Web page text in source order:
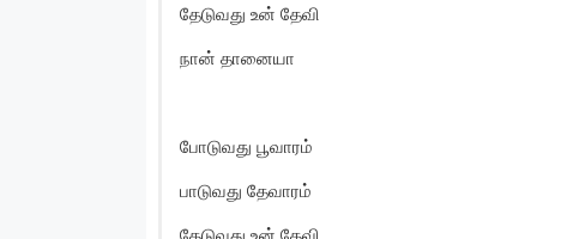
தேடுவது உன் தேவி
நான் தானையா
போடுவது பூவாரம்
பாடுவது தேவாரம்